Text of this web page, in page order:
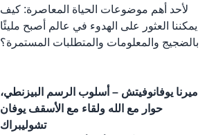
لأحد أهم موضوعات الحياة المعاصرة: كيف
يمكننا العثور على الهدوء في عالم أصبح مليئًا
بالضجيج والمعلومات والمتطلبات المستمرة؟
ميرنا يوفانوفيتش – أسلوب الرسم البيزنطي،
حوار مع الله ولقاء مع الأسقف يوفان
تشوليبراك